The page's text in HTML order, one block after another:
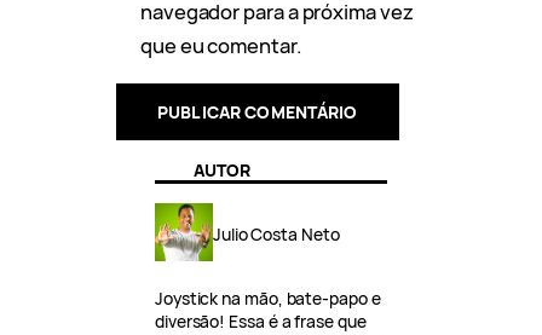
navegador para a próxima vez
que eu comentar.
AUTOR
Julio Costa Neto
Joystick na mão, bate-papo e
diversão! Essa é a frase que